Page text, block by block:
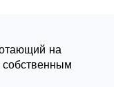
на
собственным